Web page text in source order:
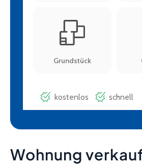
Wohnung